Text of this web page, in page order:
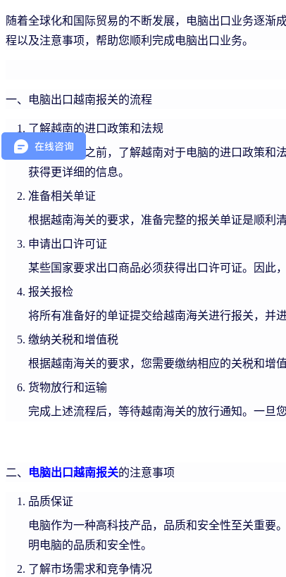
随着全球化和国际贸易的不断发展，电脑出口业务逐渐
程以及注意事项，帮助您顺利完成电脑出口业务。
一、电脑出口越南报关的流程
了解越南的进口政策和法规
在开始出口之前，了解越南对于电脑的进口政策
获得更详细的信息。
准备相关单证
根据越南海关的要求，准备完整的报关单证是顺利
申请出口许可证
某些国家要求出口商品必须获得出口许可证。因此
报关报检
将所有准备好的单证提交给越南海关进行报关，并
缴纳关税和增值税
根据越南海关的要求，您需要缴纳相应的关税和增
货物放行和运输
完成上述流程后，等待越南海关的放行通知。一旦
二、 电脑出口越南报关的注意事项
品质保证
电脑作为一种高科技产品，品质和安全性至关重要
明电脑的品质和安全性。
了解市场需求和竞争情况